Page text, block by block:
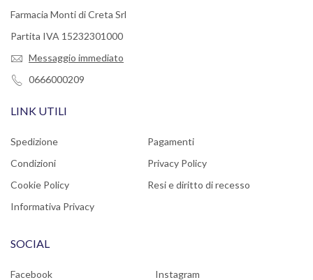
Farmacia Monti di Creta Srl
Partita IVA 15232301000
Messaggio immediato
0666000209
LINK UTILI
Spedizione
Pagamenti
Condizioni
Privacy Policy
Cookie Policy
Resi e diritto di recesso
Informativa Privacy
SOCIAL
Facebook Instagram